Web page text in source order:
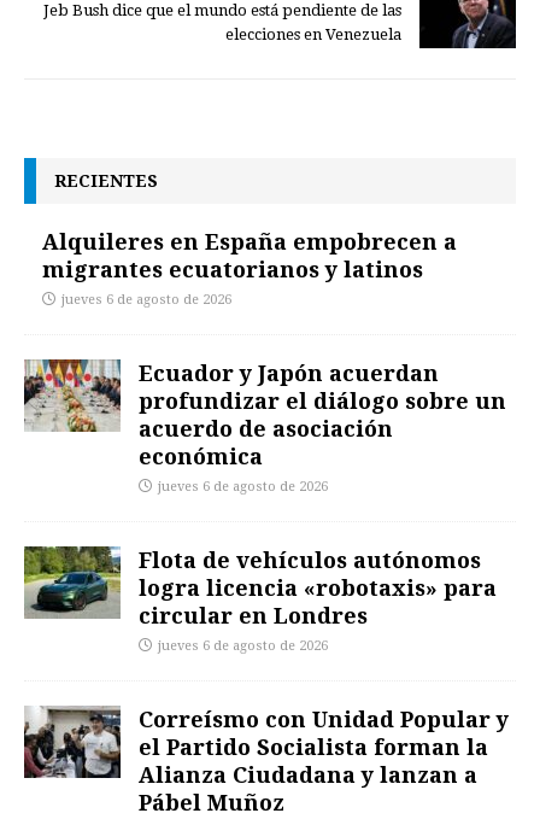
Jeb Bush dice que el mundo está pendiente de las
elecciones en Venezuela
RECIENTES
Alquileres en España empobrecen a
migrantes ecuatorianos y latinos
jueves 6 de agosto de 2026
Ecuador y Japón acuerdan
profundizar el diálogo sobre un
acuerdo de asociación
económica
jueves 6 de agosto de 2026
Flota de vehículos autónomos
logra licencia «robotaxis» para
circular en Londres
jueves 6 de agosto de 2026
Correísmo con Unidad Popular y
el Partido Socialista forman la
Alianza Ciudadana y lanzan a
Pábel Muñoz